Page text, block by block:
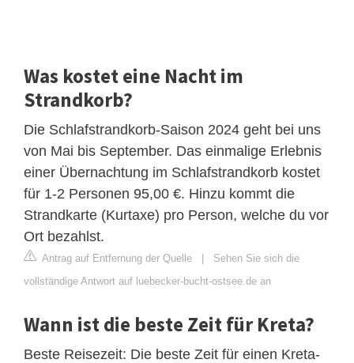
Was kostet eine Nacht im
Strandkorb?
Die Schlafstrandkorb-Saison 2024 geht bei uns
von Mai bis September. Das einmalige Erlebnis
einer Übernachtung im Schlafstrandkorb kostet
für 1-2 Personen 95,00 €. Hinzu kommt die
Strandkarte (Kurtaxe) pro Person, welche du vor
Ort bezahlst.
Antrag auf Entfernung der Quelle | Sehen Sie sich die
vollständige Antwort auf luebecker-bucht-ostsee.de an
Wann ist die beste Zeit für Kreta?
Beste Reisezeit: Die beste Zeit für einen Kreta-